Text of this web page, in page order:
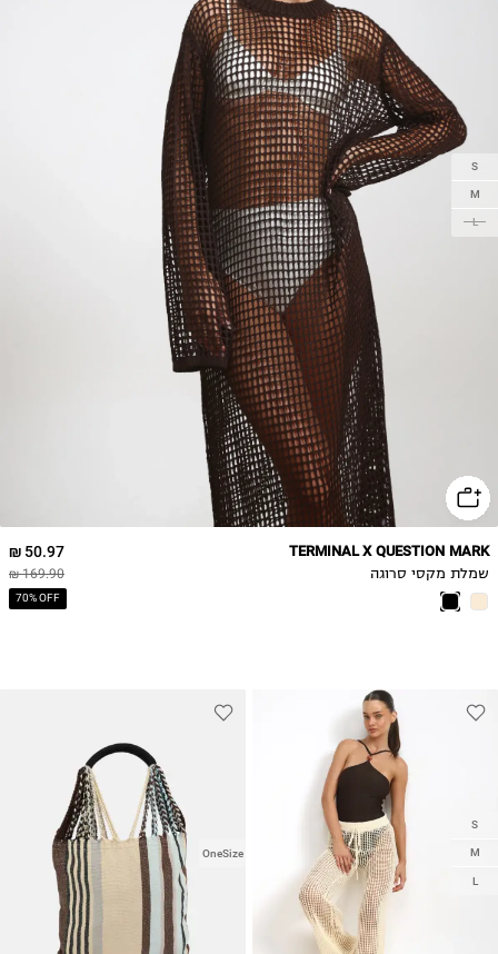
S
M
L
50.97 ₪
169.90 ₪
70% OFF
TERMINAL X QUESTION MARK
שמלת מקסי סרוגה
S
M
L
OneSize